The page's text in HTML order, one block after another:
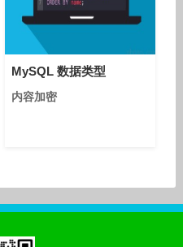
MySQL 数据类型
内容加密